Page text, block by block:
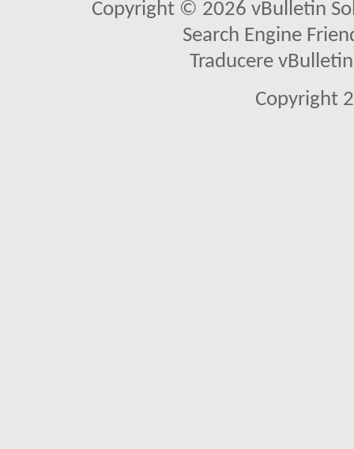
Copyright © 2026 vBulletin
Search Engine
Traducere
Copyright